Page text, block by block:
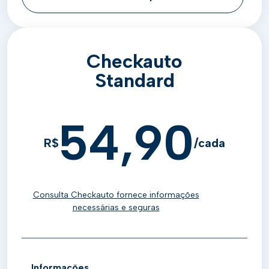
Checkauto
Standard
R$ 54,90 /cada
Consulta Checkauto fornece informações
necessárias e seguras